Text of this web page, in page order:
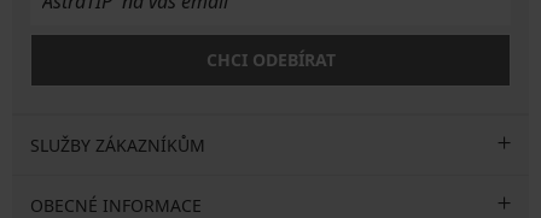
CHCI ODEBÍRAT
SLUŽBY ZÁKAZNÍKŮM
OBECNÉ INFORMACE